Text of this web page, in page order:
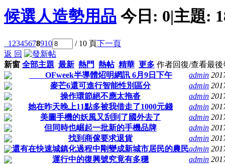
候選人造勢用品 今日: 0|主題:
1 2345678910 / 10 頁下一頁
返 回
新窗 全部主題 最新 熱門 熱帖 精華 更多 作者回復/查看最後
OFweek半導體炤明網訊 6月9日下午
admin
麥芒6還可進行智能性別區分
admin
操作環節絕不應太拖沓
admin
她在昨天晚上11點多被我借走了1000元錢
admin
美圖手機的妖風又刮到了國外去了
admin
但同時也崛起一批新的手機品牌
admin
找到商傢要求退貨
admin
還有在快速城鎮化過程中剛變成新城市居民的農民admin
運行中的復興號究竟有多穩
admin